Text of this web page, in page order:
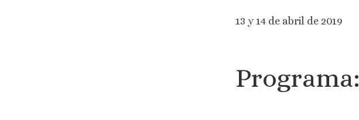
13 y 14 de abril de 2019
Programa: